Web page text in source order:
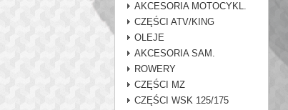
AKCESORIA MOTOCYKL.
CZĘŚCI ATV/KING
OLEJE
AKCESORIA SAM.
ROWERY
CZĘŚCI MZ
CZĘŚCI WSK 125/175